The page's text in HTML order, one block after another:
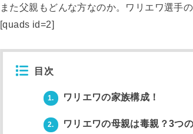
また父親もどんな方なのか。ワリエワ選手
[quads id=2]
目次
1. ワリエワの家族構成！
2. ワリエワの母親は毒親？3つ